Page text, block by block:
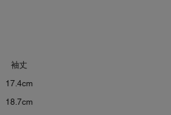
袖丈
17.4cm
18.7cm